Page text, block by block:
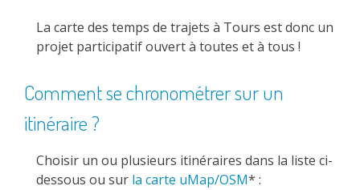
La carte des temps de trajets à Tours est donc un
projet participatif ouvert à toutes et à tous !
Comment se chronométrer sur un
itinéraire ?
Choisir un ou plusieurs itinéraires dans la liste ci-
dessous ou sur la carte uMap/OSM* :